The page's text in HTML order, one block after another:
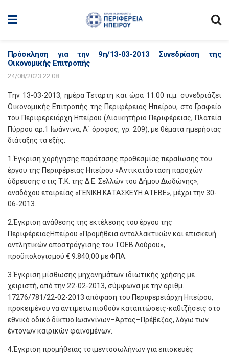
Πρόσκληση για την 9η/13-03-2013 Συνεδρίαση της
Οικονομικής Επιτροπής
24/08/2023 22:08
Tην 13-03-2013, ημέρα Τετάρτη και ώρα 11.00 π.μ. συνεδριάζει
Οικονομικής Επιτροπής της Περιφέρειας Ηπείρου, στο Γραφείο
του Περιφερειάρχη Ηπείρου (Διοικητήριο Περιφέρειας, Πλατεία
Πύρρου αρ.1 Ιωάννινα, Α΄ όροφος, γρ. 209), με θέματα ημερήσιας
διάταξης τα εξής:
1.Έγκριση χορήγησης παράτασης προθεσμίας περαίωσης του
έργου της Περιφέρειας Ηπείρου «Αντικατάσταση παροχών
ύδρευσης στις Τ.Κ. της Δ.Ε. Σελλών του Δήμου Δωδώνης»,
αναδόχου εταιρείας «ΓΕΝΙΚΗ ΚΑΤΑΣΚΕΥΗ ΑΤΕΒΕ», μέχρι την 30-
06-2013.
2.Έγκριση ανάθεσης της εκτέλεσης του έργου της
ΠεριφέρειαςΗπείρου «Προμήθεια ανταλλακτικών και επισκευή
αντλητικών αποστράγγισης του ΤΟΕΒ Λούρου»,
προϋπολογισμού € 9.840,00 με ΦΠΑ.
3.Έγκριση μίσθωσης μηχανημάτων ιδιωτικής χρήσης με
χειριστή, από την 22-02-2013, σύμφωνα με την αριθμ.
17276/781/22-02-2013 απόφαση του Περιφερειάρχη Ηπείρου,
προκειμένου να αντιμετωπισθούν καταπτώσεις-καθιζήσεις στο
εθνικό οδικό δίκτυο Ιωαννίνων–Άρτας–Πρέβεζας, λόγω των
έντονων καιρικών φαινομένων.
4.Έγκριση προμήθειας τσιμεντοσωλήνων για επισκευές